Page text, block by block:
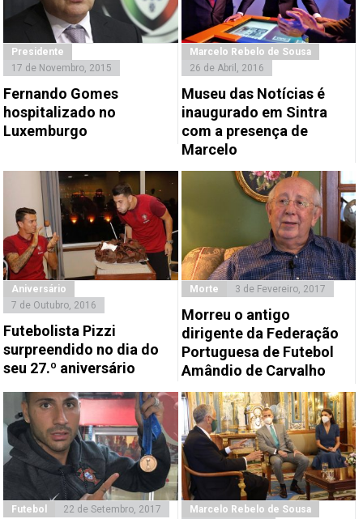
Presidente
17 de Novembro, 2015
Fernando Gomes
hospitalizado no
Luxemburgo
Marcelo Rebelo de Sousa
26 de Abril, 2016
Museu das Notícias é
inaugurado em Sintra
com a presença de
Marcelo
Aniversário
7 de Outubro, 2016
Futebolista Pizzi
surpreendido no dia do
seu 27.º aniversário
Morte 3 de Fevereiro, 2017
Morreu o antigo
dirigente da Federação
Portuguesa de Futebol
Amândio de Carvalho
Futebol 22 de Setembro, 2017
Marcelo Rebelo de Sousa